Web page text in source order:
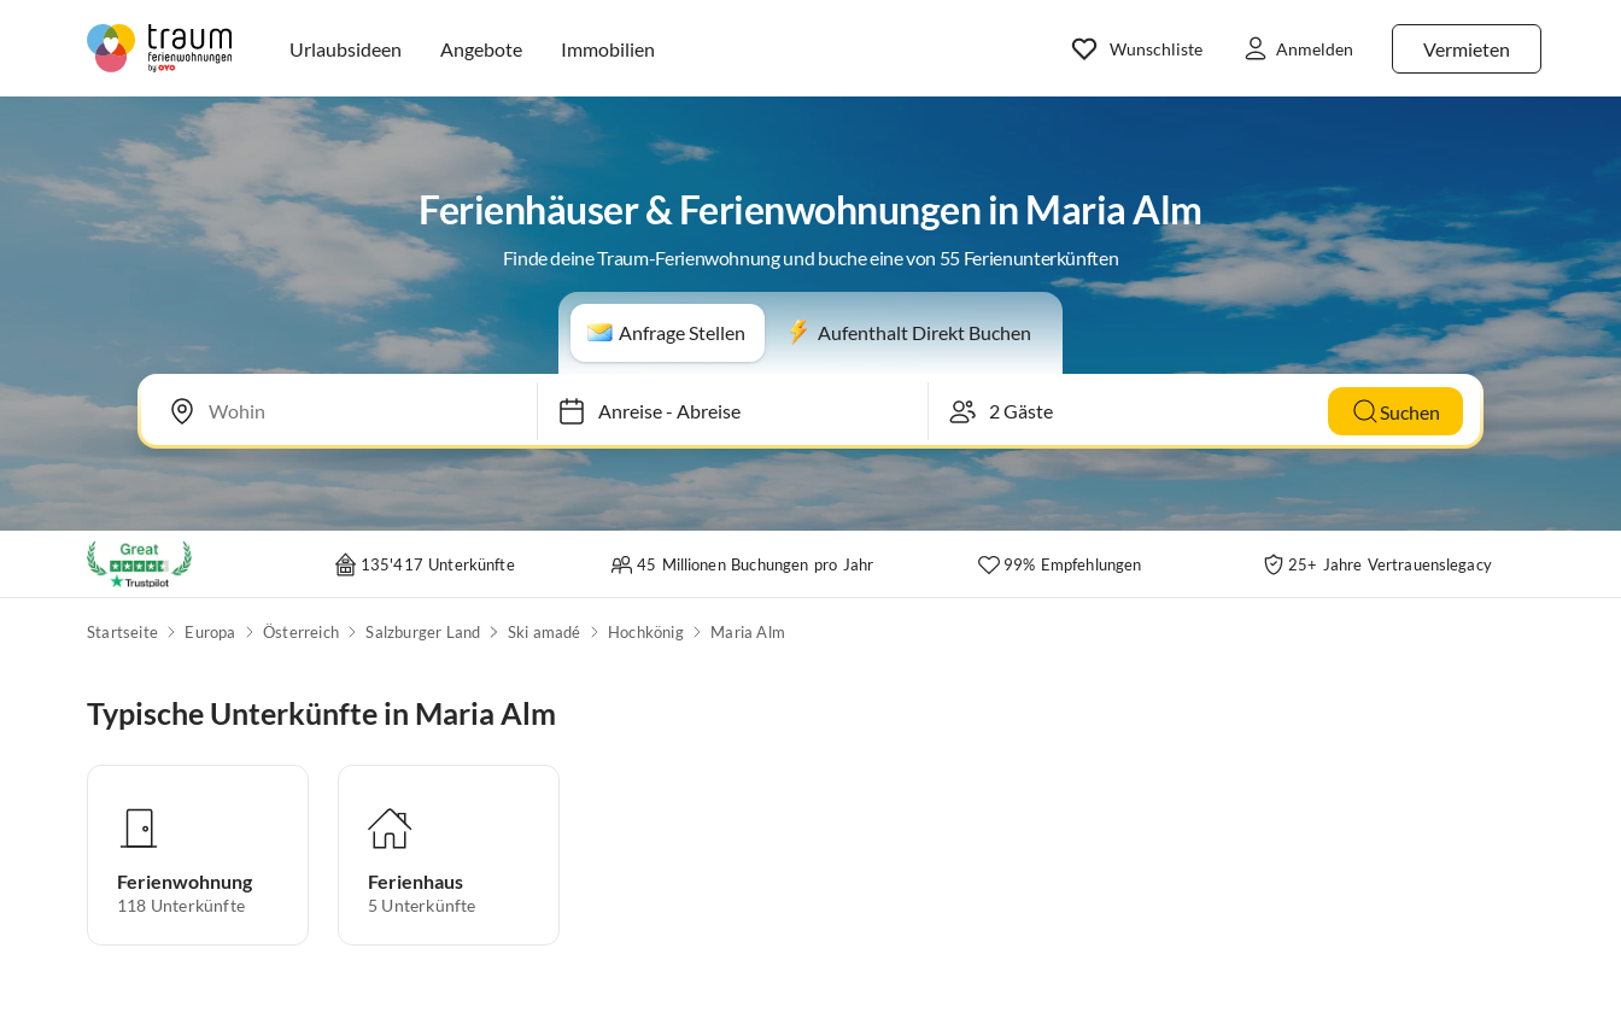
Urlaubsideen Angebote Immobilien Vermieten
Wunschliste Anmelden
Ferienhäuser & Ferienwohnungen in Maria Alm
Finde deine Traum-Ferienwohnung und buche eine von 55 Ferienunterkünften
Anfrage Stellen Aufenthalt Direkt Buchen
Anreise-Abreise Suchen
135'417 Unterkünfte 45 Millionen Buchungen pro Jahr 99% Empfehlungen 25+ Jahre Vertrauenslegacy
Startseite Europa Österreich Salzburger Land Ski amadé Hochkönig Maria Alm
Typische Unterkünfte in Maria Alm
Ferienwohnung
118 Unterkünfte
Ferienhaus
5 Unterkünfte